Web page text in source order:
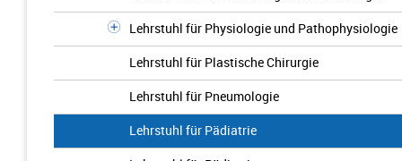
Lehrstuhl für Physiologie und Pathophysiologie
Lehrstuhl für Plastische Chirurgie
Lehrstuhl für Pneumologie
Lehrstuhl für Pädiatrie